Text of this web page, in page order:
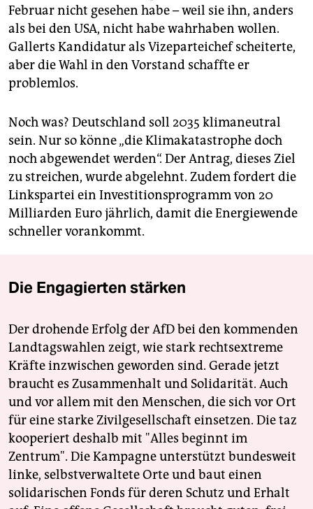
Februar nicht gesehen habe – weil sie ihn, anders
als bei den USA, nicht habe wahrhaben wollen.
Gallerts Kandidatur als Vizeparteichef scheiterte,
aber die Wahl in den Vorstand schaffte er
problemlos.
Noch was? Deutschland soll 2035 klimaneutral
sein. Nur so könne „die Klimakatastrophe doch
noch abgewendet werden“. Der Antrag, dieses Ziel
zu streichen, wurde abgelehnt. Zudem fordert die
Linkspartei ein Investitionsprogramm von 20
Milliarden Euro jährlich, damit die Energiewende
schneller vorankommt.
Die Engagierten stärken
Der drohende Erfolg der AfD bei den kommenden
Landtagswahlen zeigt, wie stark rechtsextreme
Kräfte inzwischen geworden sind. Gerade jetzt
braucht es Zusammenhalt und Solidarität. Auch
und vor allem mit den Menschen, die sich vor Ort
für eine starke Zivilgesellschaft einsetzen. Die taz
kooperiert deshalb mit "Alles beginnt im
Zentrum". Die Kampagne unterstützt bundesweit
linke, selbstverwaltete Orte und baut einen
solidarischen Fonds für deren Schutz und Erhalt